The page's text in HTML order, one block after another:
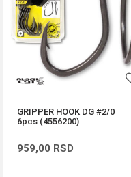
GRIPPER HOOK DG #2/0
6pcs (4556200)
959,00 RSD